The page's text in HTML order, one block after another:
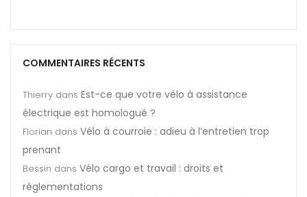
COMMENTAIRES RÉCENTS
Thierry dans Est-ce que votre vélo à assistance
électrique est homologué ?
Florian dans Vélo à courroie : adieu à l’entretien trop
prenant
Bessin dans Vélo cargo et travail : droits et
réglementations